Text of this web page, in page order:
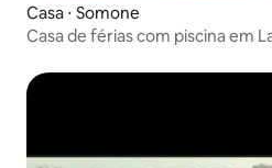
Casa ⋅ Somone
Casa de férias com piscina em